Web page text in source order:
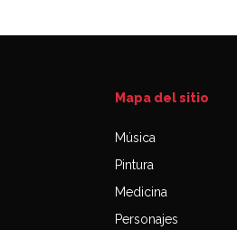
Mapa del sitio
Música
Pintura
Medicina
Personajes